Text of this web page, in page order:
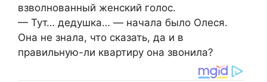
взволнованный женский голос.
— Тут… дедушка… — начала было Олеся.
Она не знала, что сказать, да и в
правильную-ли квартиру она звонила?